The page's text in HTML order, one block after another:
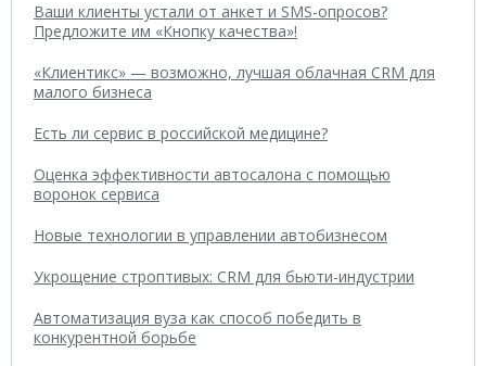
Ваши клиенты устали от анкет и SMS-опросов?
Предложите им «Кнопку качества»!
«Клиентикс» — возможно, лучшая облачная CRM для
малого бизнеса
Есть ли сервис в российской медицине?
Оценка эффективности автосалона с помощью
воронок сервиса
Новые технологии в управлении автобизнесом
Укрощение строптивых: CRM для бьюти-индустрии
Автоматизация вуза как способ победить в
конкурентной борьбе